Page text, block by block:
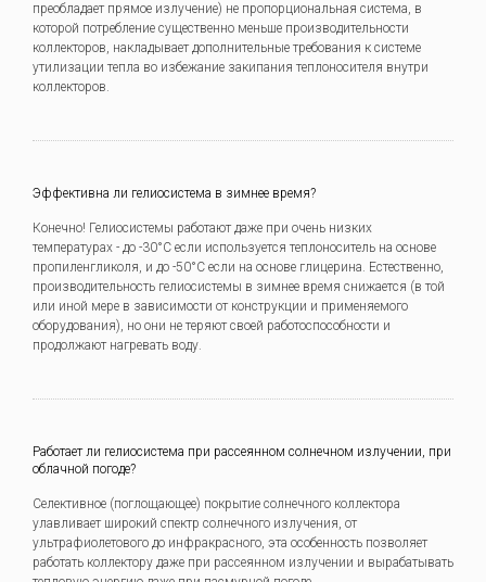
преобладает прямое излучение) не пропорциональная система, в
которой потребление существенно меньше производительности
коллекторов, накладывает дополнительные требования к системе
утилизации тепла во избежание закипания теплоносителя внутри
коллекторов.
Эффективна ли гелиосистема в зимнее время?
Конечно! Гелиосистемы работают даже при очень низких
температурах - до -30°C если используется теплоноситель на основе
пропиленгликоля, и до -50°C если на основе глицерина. Естественно,
производительность гелиосистемы в зимнее время снижается (в той
или иной мере в зависимости от конструкции и применяемого
оборудования), но они не теряют своей работоспособности и
продолжают нагревать воду.
Работает ли гелиосистема при рассеянном солнечном излучении, при
облачной погоде?
Селективное (поглощающее) покрытие солнечного коллектора
улавливает широкий спектр солнечного излучения, от
ультрафиолетового до инфракрасного, эта особенность позволяет
работать коллектору даже при рассеянном излучении и вырабатывать